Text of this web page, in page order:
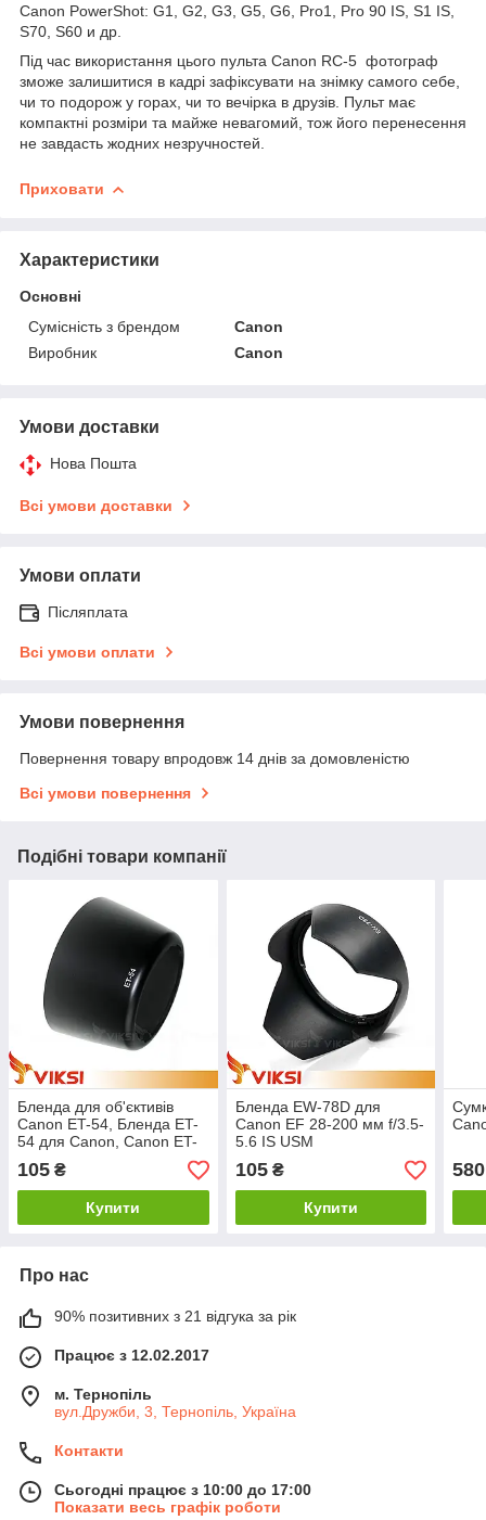
Canon PowerShot: G1, G2, G3, G5, G6, Pro1, Pro 90 IS, S1 IS,
S70, S60 и др.
Під час використання цього пульта Canon RC-5 фотограф
зможе залишитися в кадрі зафіксувати на знімку самого себе,
чи то подорож у горах, чи то вечірка в друзів. Пульт має
компактні розміри та майже невагомий, тож його перенесення
не завдасть жодних незручностей.
Приховати
Характеристики
Основні
Сумісність з брендом
Canon
Виробник
Canon
Умови доставки
Нова Пошта
Всі умови доставки
Умови оплати
Післяплата
Всі умови оплати
Умови повернення
Повернення товару впродовж 14 днів за домовленістю
Всі умови повернення
Подібні товари компанії
Бленда для об'єктивів
Canon ET-54, Бленда ET-
54 для Canon, Canon ET-
54, EF 55-200, 80-200
f4.5-5.6 (II)
105 ₴
Купити
Бленда EW-78D для
Canon EF 28-200 мм f/3.5-
5.6 IS USM
105₴
Купити
580
Про нас
90% позитивних з 21 відгука за рік
Працює з 12.02.2017
м. Тернопіль
вул.Дружби, 3, Тернопіль, Україна
Контакти
Сьогодні працює з 10:00 до 17:00
Показати весь графік роботи